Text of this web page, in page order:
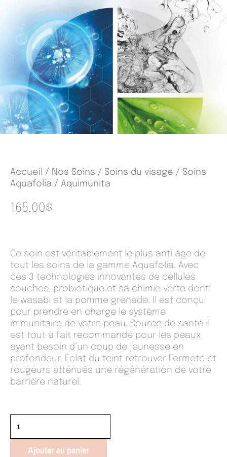
Accueil / Nos Soins / Soins du visage / Soins
Aquafolia / Aquimunita
165.00$
Ce soin est véritablement le plus anti âge de
tout les soins de la gamme Aquafolia. Avec
ces 3 technologies innovantes de cellules
souches, probiotique et sa chimie verte dont
le wasabi et la pomme grenade. Il est conçu
pour prendre en charge le système
immunitaire de votre peau. Source de santé il
est tout à fait recommandé pour les peaux
ayant besoin d’un coup de jeunesse en
profondeur. Éclat du teint retrouver Fermeté et
rougeurs atténués une régénération de votre
barrière naturel.
de
Ajouter au panier